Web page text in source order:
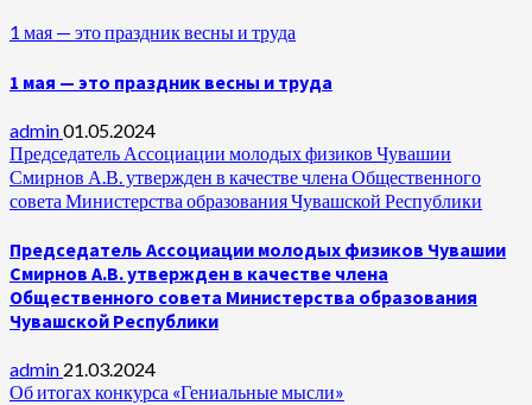
1 мая — это праздник весны и труда
1 мая — это праздник весны и труда
admin01.05.2024
Председатель Ассоциации молодых физиков Чувашии
Смирнов А.В. утвержден в качестве члена Общественного
совета Министерства образования Чувашской Республики
Председатель Ассоциации молодых физиков Чувашии
Смирнов А.В. утвержден в качестве члена
Общественного совета Министерства образования
Чувашской Республики
admin 21.03.2024
Об итогах конкурса «Гениальные мысли»